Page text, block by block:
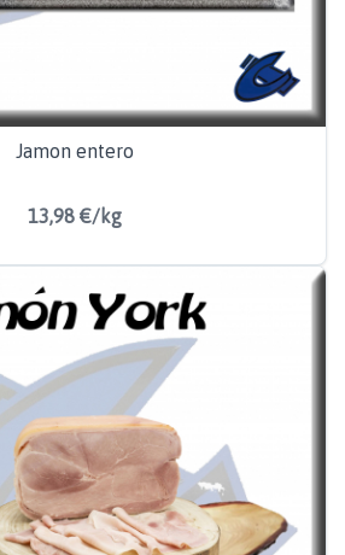
Jamon entero
13,98 €/kg